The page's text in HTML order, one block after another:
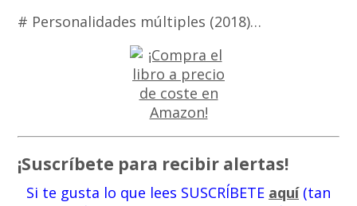
# Personalidades múltiples (2018)…
¡Suscríbete para recibir alertas!
Si te gusta lo que lees SUSCRÍBETE aquí(tan